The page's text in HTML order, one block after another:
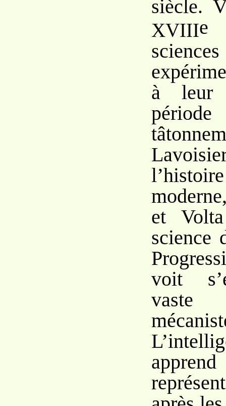
siècle.
XVIIIe
sciences
à
et
science
voit
vaste